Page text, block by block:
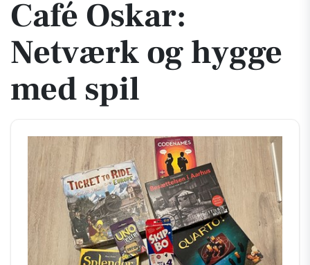
Café Oskar:
Netværk og hygge
med spil